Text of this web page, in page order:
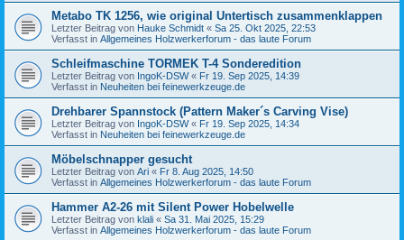
Metabo TK 1256, wie original Untertisch zusammenklappen
Letzter Beitrag von Hauke Schmidt « Sa 25. Okt 2025, 22:53
Verfasst in Allgemeines Holzwerkerforum - das laute Forum
Schleifmaschine TORMEK T-4 Sonderedition
Letzter Beitrag von IngoK-DSW« Fr 19. Sep 2025, 14:39
Verfasst in Neuheiten bei feinewerkzeuge.de
Drehbarer Spannstock (Pattern Maker´s Carving Vise)
Letzter Beitrag von IngoK-DSW« Fr 19. Sep 2025, 14:34
Verfasst in Neuheiten bei feinewerkzeuge.de
Möbelschnapper gesucht
Letzter Beitrag von Ari « Fr 8. Aug 2025, 14:50
Verfasst in Allgemeines Holzwerkerforum - das laute Forum
Hammer A2-26 mit Silent Power Hobelwelle
Letzter Beitrag von klali « Sa 31. Mai 2025, 15:29
Verfasst in Allgemeines Holzwerkerforum - das laute Forum